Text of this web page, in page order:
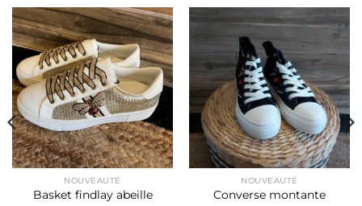
NOUVEAUTÉ
Basket findlay abeille
NOUVEAUTÉ
Converse montante